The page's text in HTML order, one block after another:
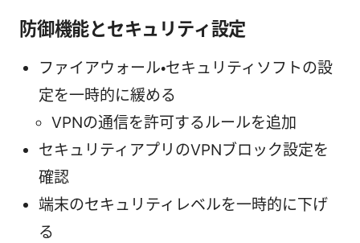
防御機能とセキュリティ設定
ファイアウォール・セキュリティソフトの設
定を一時的に緩める
VPNの通信を許可するルールを追加
セキュリティアプリのVPNブロック設定を
確認
端末のセキュリティレベルを一時的に下げ
る